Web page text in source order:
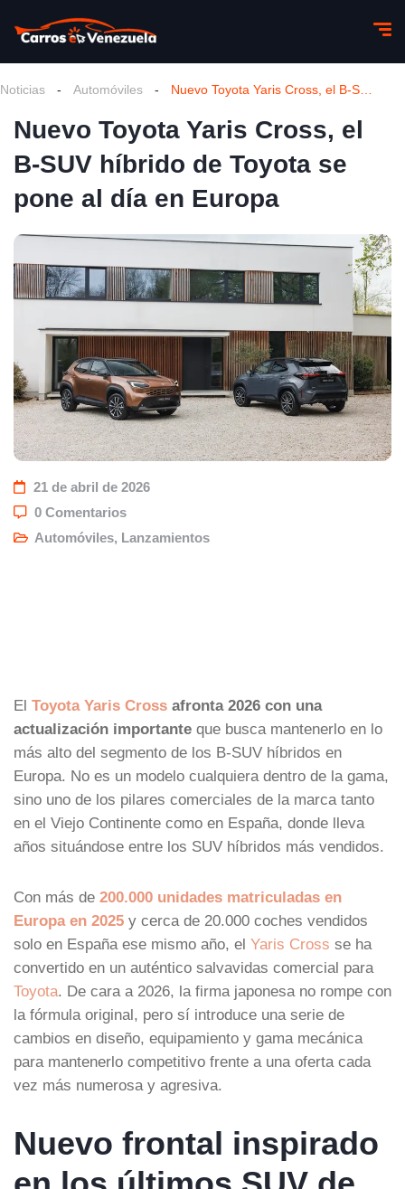
Noticias - Automóviles -
Nuevo Toyota Yaris Cross, el
B-SUV híbrido de Toyota se
pone al día en Europa
21 de abril de 2026
0 Comentarios
Automóviles, Lanzamientos
El Toyota Yaris Cross afronta 2026 con una
actualización importante que busca mantenerlo en lo
más alto del segmento de los B-SUV híbridos en
Europa. No es un modelo cualquiera dentro de la gama,
sino uno de los pilares comerciales de la marca tanto
en el Viejo Continente como en España, donde lleva
años situándose entre los SUV híbridos más vendidos.
Con más de 200.000 unidades matriculadas en
Europa en 2025 y cerca de 20.000 coches vendidos
solo en España ese mismo año, el Yaris Cross se ha
convertido en un auténtico salvavidas comercial para
Toyota. De cara a 2026, la firma japonesa no rompe con
la fórmula original, pero sí introduce una serie de
cambios en diseño, equipamiento y gama mecánica
para mantenerlo competitivo frente a una oferta cada
vez más numerosa y agresiva.
Nuevo frontal inspirado